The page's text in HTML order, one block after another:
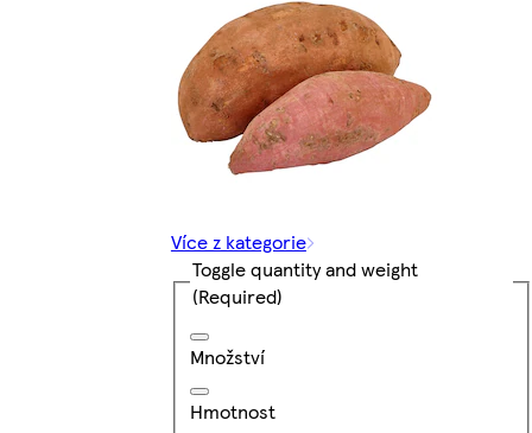
Více z kategorie
Toggle quantity and weight
(Required)
Množství
Hmotnost